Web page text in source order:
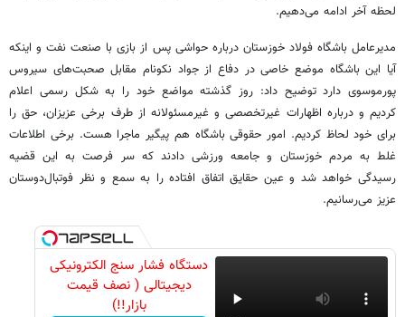
لحظه آخر ادامه می‌دهیم.
مدیرعامل باشگاه فولاد خوزستان درباره حواشی پس از بازی با صنعت نفت و اینکه
آیا این باشگاه موضع خاصی در دفاع از جواد نکونام مقابل صحبت‌های سیروس
پورموسوی دارد توضیح داد: روز گذشته مواضع خود را به شکل رسمی اعلام
کردیم و درباره اظهارات غیرتخصصی و غیرمسئولانه از طرف برخی عزیزان، حق را
برای خود لحاظ کردیم. امور حقوقی باشگاه هم پیگیر ماجرا هست. برخی اطلاعات
غلط به مردم خوزستان و جامعه ورزشی دادند که سر فرصت به این قضیه
رسیدگی خواهد شد و عین حقایق اتفاق افتاده را به سمع و نظر فوتبال‌دوستان
عزیز می‌رسانیم.
دستگاه فشار سنج الکترونیکی
دیجیتالی ( نصف قیمت
بازار!!)